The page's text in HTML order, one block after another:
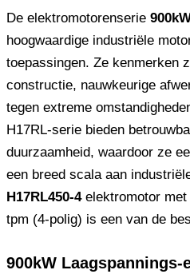
De elektromotorenserie
hoogwaardige industriële
toepassingen. Ze kenmerken
constructie, nauwkeurige
tegen extreme
H17RL-serie bieden
duurzaamheid, waardoor ze
een breed scala aan
H17RL450-4elektromotor met
tpm (4-polig) is een van de
900kW